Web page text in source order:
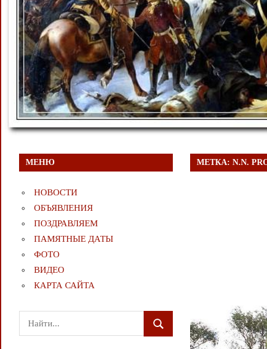
МЕТКА:N.N.
МЕНЮ
НОВОСТИ
ОБЪЯВЛЕНИЯ
ПОЗДРАВЛЯЕМ
ПАМЯТНЫЕ ДАТЫ
ФОТО
ВИДЕО
КАРТА САЙТА
Поиск
для:
ПОИСК